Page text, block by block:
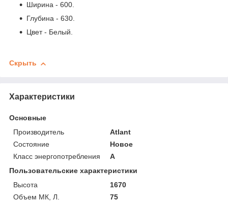
Ширина - 600.
Глубина - 630.
Цвет - Белый.
Скрыть
Характеристики
Основные
Производитель
Atlant
Состояние
Новое
Класс энергопотребления
A
Пользовательские характеристики
Высота
1670
Объем МК, Л.
75